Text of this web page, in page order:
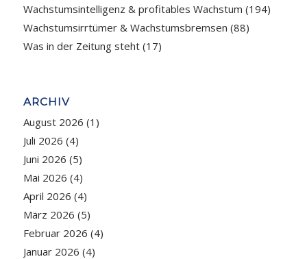
Wachstumsintelligenz & profitables Wachstum (194)
Wachstumsirrtümer & Wachstumsbremsen (88)
Was in der Zeitung steht(17)
ARCHIV
August 2026 (1)
Juli 2026 (4)
Juni 2026 (5)
Mai 2026 (4)
April 2026 (4)
März 2026 (5)
Februar 2026 (4)
Januar 2026 (4)